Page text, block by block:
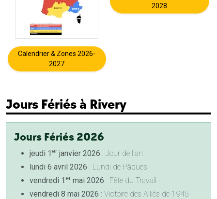
Calendrier & Zones 2026-
2027
2028
Jours Fériés à Rivery
Jours Fériés 2026
jeudi 1 er janvier 2026 : Jour de l'an
lundi 6 avril 2026 : Lundi de Pâques
vendredi 1 er mai 2026 : Fête du Travail
vendredi 8 mai 2026 : Victoire des Alliés de 1945